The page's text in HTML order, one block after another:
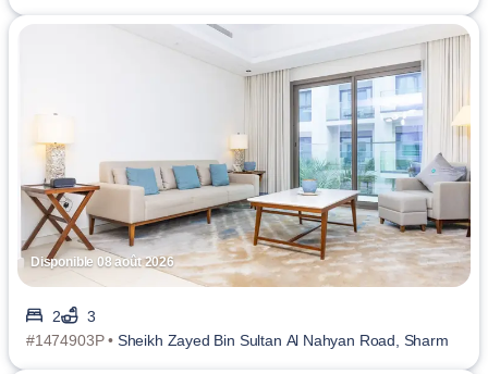
Disponible 08 août 2026
2
3
#1474903P • Sheikh Zayed Bin Sultan Al Nahyan Road, Sharm